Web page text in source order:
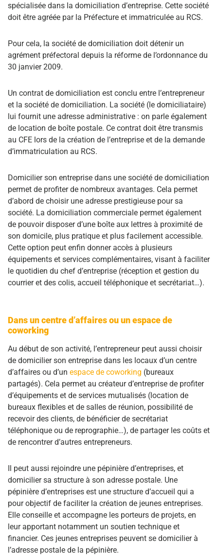
spécialisée dans la domiciliation d’entreprise. Cette société
doit être agréée par la Préfecture et immatriculée au RCS.
Pour cela, la société de domiciliation doit détenir un
agrément préfectoral depuis la réforme de l’ordonnance du
30 janvier 2009.
Un contrat de domiciliation est conclu entre l’entrepreneur
et la société de domiciliation. La société (le domiciliataire)
lui fournit une adresse administrative : on parle également
de location de boîte postale. Ce contrat doit être transmis
au CFE lors de la création de l’entreprise et de la demande
d’immatriculation au RCS.
Domicilier son entreprise dans une société de domiciliation
permet de profiter de nombreux avantages. Cela permet
d’abord de choisir une adresse prestigieuse pour sa
société. La domiciliation commerciale permet également
de pouvoir disposer d’une boîte aux lettres à proximité de
son domicile, plus pratique et plus facilement accessible.
Cette option peut enfin donner accès à plusieurs
équipements et services complémentaires, visant à faciliter
le quotidien du chef d’entreprise (réception et gestion du
courrier et des colis, accueil téléphonique et secrétariat…).
Dans un centre d’affaires ou un espace de
coworking
Au début de son activité, l’entrepreneur peut aussi choisir
de domicilier son entreprise dans les locaux d’un centre
d’affaires ou d’un espace de coworking (bureaux
partagés). Cela permet au créateur d’entreprise de profiter
d’équipements et de services mutualisés (location de
bureaux flexibles et de salles de réunion, possibilité de
recevoir des clients, de bénéficier de secrétariat
téléphonique ou de reprographie…), de partager les coûts et
de rencontrer d’autres entrepreneurs.
Il peut aussi rejoindre une pépinière d’entreprises, et
domicilier sa structure à son adresse postale. Une
pépinière d’entreprises est une structure d’accueil qui a
pour objectif de faciliter la création de jeunes entreprises.
Elle conseille et accompagne les porteurs de projets, en
leur apportant notamment un soutien technique et
financier. Ces jeunes entreprises peuvent se domicilier à
l’adresse postale de la pépinière.